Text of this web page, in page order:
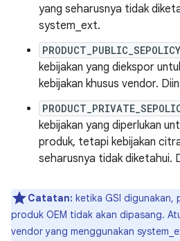
yang seharusnya tidak
system_ext.
kebijakan yang diekspor
kebijakan khusus vendor.
kebijakan yang diperlukan
produk, tetapi kebijakan
seharusnya tidak diketahui.
Catatan: ketika GSI digunakan,
produk OEM tidak akan dipasang.
vendor yang menggunakan